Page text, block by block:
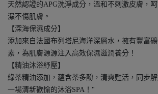
天然認證的APG洗淨成分，溫和不刺激皮膚，
濕不傷肌膚。
【深海保濕成分】
添加來自法國布列塔尼海洋深層水，擁有豐富
素，為肌膚源源注入高效保濕滋潤養分！
【精油沐浴紓壓】
綠茶精油添加，蘊含茶多酚，清爽甦活，同步
一場清新歡愉的沐浴SPA！"